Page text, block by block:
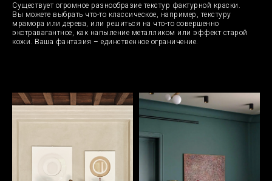
Существует огромное разнообразие текстур фактурной краски.
Вы можете выбрать что-то классическое, например, текстуру
мрамора или дерева, или решиться на что-то совершенно
экстравагантное, как напыление металликом или эффект старой
кожи. Ваша фантазия – единственное ограничение.